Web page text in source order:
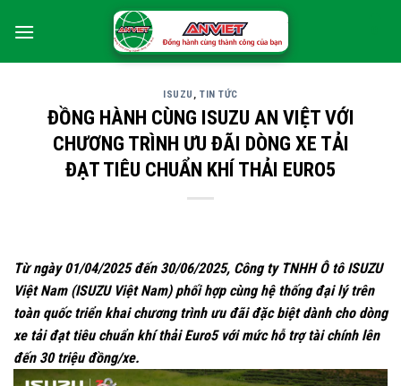
ISUZU , TIN TỨC
ĐỒNG HÀNH CÙNG ISUZU AN VIỆT VỚI
CHƯƠNG TRÌNH ƯU ĐÃI DÒNG XE TẢI
ĐẠT TIÊU CHUẨN KHÍ THẢI EURO5
Từ ngày 01/04/2025 đến 30/06/2025, Công ty TNHH Ô tô ISUZU
Việt Nam (ISUZU Việt Nam) phối hợp cùng hệ thống đại lý trên
toàn quốc triển khai chương trình ưu đãi đặc biệt dành cho dòng
xe tải đạt tiêu chuẩn khí thải Euro5 với mức hỗ trợ tài chính lên
đến 30 triệu đồng/xe.